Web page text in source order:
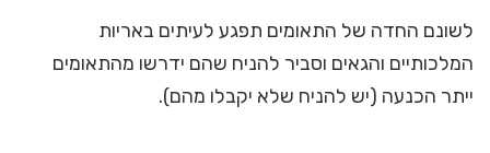
לשונם החדה של התאומים תפגע לעיתים באריות
המלכותיים והגאים וסביר להניח שהם ידרשו מהתאומים
ייתר הכנעה (יש להניח שלא יקבלו מהם).